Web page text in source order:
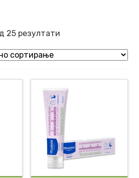
25 резултати